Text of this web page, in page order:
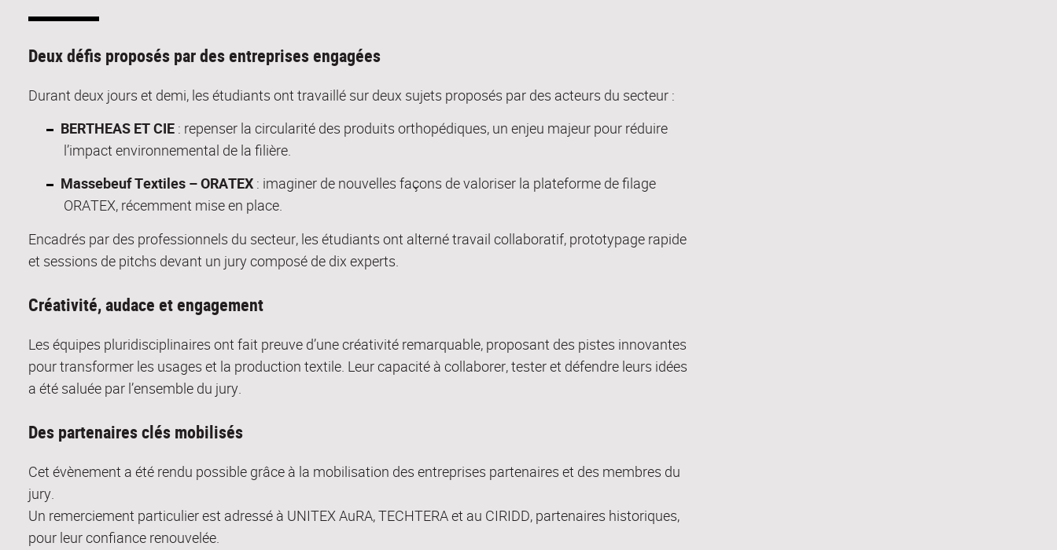
Deux défis proposés par des entreprises engagées
Durant deux jours et demi, les étudiants ont travaillé sur deux sujets proposés par des acteurs du secteur :
BERTHEAS ET CIE: repenser la circularité des produits orthopédiques, un enjeu majeur pour réduire
l’impact environnemental de la filière.
Massebeuf Textiles – ORATEX: imaginer de nouvelles façons de valoriser la plateforme de filage
ORATEX, récemment mise en place.
Encadrés par des professionnels du secteur, les étudiants ont alterné travail collaboratif, prototypage rapide
et sessions de pitchs devant un jury composé de dix experts.
Créativité, audace et engagement
Les équipes pluridisciplinaires ont fait preuve d’une créativité remarquable, proposant des pistes innovantes
pour transformer les usages et la production textile. Leur capacité à collaborer, tester et défendre leurs idées
a été saluée par l’ensemble du jury.
Des partenaires clés mobilisés
Cet évènement a été rendu possible grâce à la mobilisation des entreprises partenaires et des membres du
jury.
Un remerciement particulier est adressé à UNITEX AuRA, TECHTERA et au CIRIDD, partenaires historiques,
pour leur confiance renouvelée.